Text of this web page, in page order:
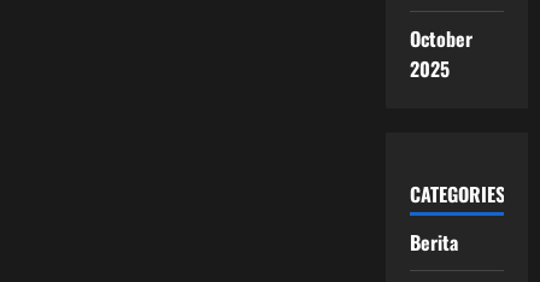
October
2025
CATEGORIES
Berita